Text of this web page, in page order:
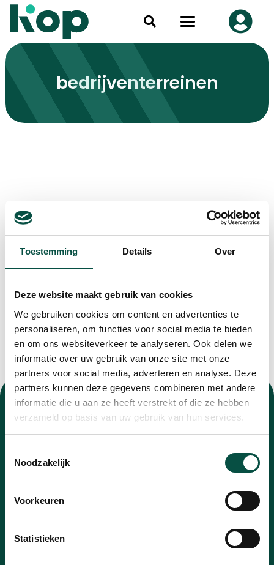
Toestemming Details Over
Deze website maakt gebruik van cookies
We gebruiken cookies om content en advertenties te
personaliseren, om functies voor social media te bieden
en om ons websiteverkeer te analyseren. Ook delen we
informatie over uw gebruik van onze site met onze
partners voor social media, adverteren en analyse. Deze
partners kunnen deze gegevens combineren met andere
informatie die u aan ze heeft verstrekt of die ze hebben
verzameld op basis van uw gebruik van hun services.
Noodzakelijk
Voorkeuren
Statistieken
bedrijventerreinen
Nieuwsbrief
Blijf op de hoogte van alle ontwikkelingen met
onze nieuwsbrief
E-